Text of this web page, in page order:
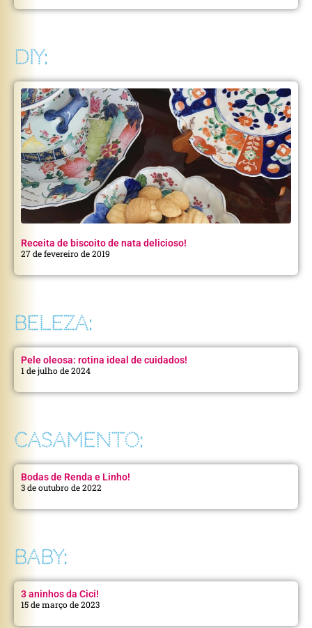
DIY:
Receita de biscoito de nata delicioso!
27 de fevereiro de 2019
BELEZA:
Pele oleosa: rotina ideal de cuidados!
1 de julho de 2024
CASAMENTO:
Bodas de Renda e Linho!
3 de outubro de 2022
BABY:
3 aninhos da Cici!
15 de março de 2023